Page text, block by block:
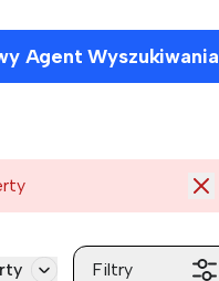
Agent Wyszukiwania
Filtry